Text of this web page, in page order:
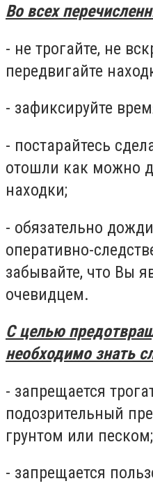
Во всех
- не трогайте, не
передвигайте
- зафиксируйте
- постарайтесь
отошли как можно
находки;
- обязательно
оперативно-
забывайте, что Вы
очевидцем.
С целью
необходимо знать
- запрещается
подозрительный
грунтом или песком;
- запрещается